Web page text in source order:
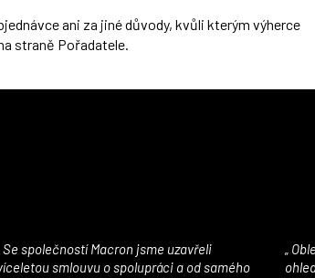
ani za jiné důvody, kvůli kterým výherce
straně Pořadatele.
smlouvu o spolupráci a od samého